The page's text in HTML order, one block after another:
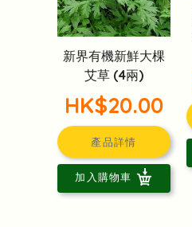
新界有機新鮮大棵
艾草 (4兩)
HK$20.00
產品詳情
加入購物車